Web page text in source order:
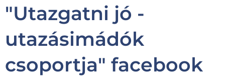
"Utazgatni jó -
utazásimádók
csoportja" facebook